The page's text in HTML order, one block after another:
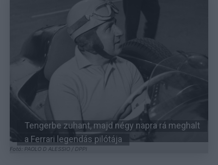
Fotó: PAOLO D ALESSIO / DPPI
Tengerbe zuhant, majd négy napra rá meghalt
a Ferrari legendás pilótája